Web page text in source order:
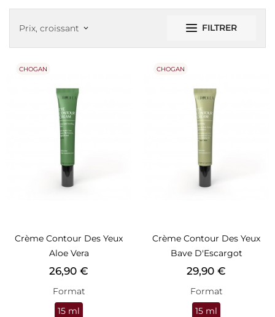
Prix, croissant keyboard_arrow_down FILTRER
Crème Contour Des Yeux
Aloe Vera
Prix
26,90 €
Format
15 ml
CHOGAN
Crème Contour Des Yeux
Bave D'Escargot
Prix
29,90 €
Format
15 ml
CHOGAN